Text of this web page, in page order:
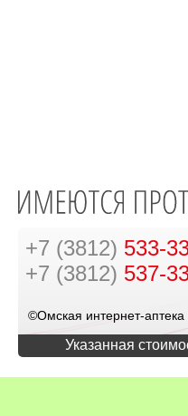
+7 (3812) 533-
+7 (3812) 537-
©Омская интернет-
Указанная